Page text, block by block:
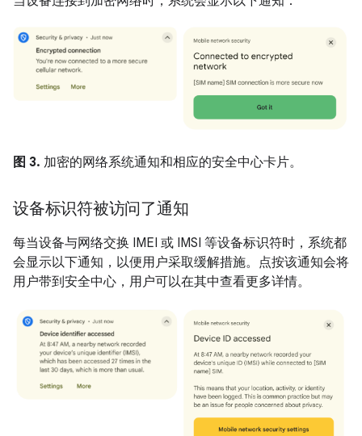
图 3. 加密的网络系统通知和相应的安全中心卡片。
设备标识符被访问了通知
每当设备与网络交换 IMEI 或 IMSI 等设备标识符时，系统都
会显示以下通知，以便用户采取缓解措施。点按该通知会将
用户带到安全中心，用户可以在其中查看更多详情。